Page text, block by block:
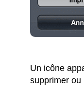
Un icône
supprimer ou